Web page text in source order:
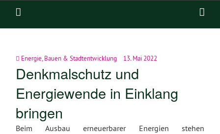
Energie,Bauen & Stadtentwicklung 13. Mai 2022
Denkmalschutz und
Energiewende in Einklang
bringen
Beim Ausbau erneuerbarer Energien stehen